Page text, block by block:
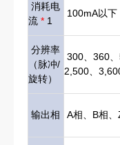
消耗电
流 * 1
100mA以下
分辨率
（脉冲/
旋转）
300、360
2,500、
输出相 A相、B相、